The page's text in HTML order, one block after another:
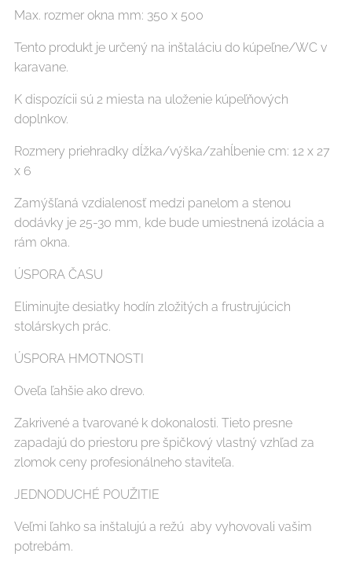
Max. rozmer okna mm: 350 x 500
Tento produkt je určený na inštaláciu do kúpeľne/WC v
karavane.
K dispozícii sú 2 miesta na uloženie kúpeľňových
doplnkov.
Rozmery priehradky dĺžka/výška/zahĺbenie cm: 12 x 27
x 6
Zamýšľaná vzdialenosť medzi panelom a stenou
dodávky je 25-30 mm, kde bude umiestnená izolácia a
rám okna.
ÚSPORA ČASU
Eliminujte desiatky hodín zložitých a frustrujúcich
stolárskych prác.
ÚSPORA HMOTNOSTI
Oveľa ľahšie ako drevo.
Zakrivené a tvarované k dokonalosti. Tieto presne
zapadajú do priestoru pre špičkový vlastný vzhľad za
zlomok ceny profesionálneho staviteľa.
JEDNODUCHÉ POUŽITIE
Veľmi ľahko sa inštalujú a režú aby vyhovovali vašim
potrebám.